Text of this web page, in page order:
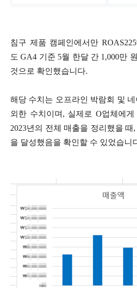
침구 제품 캠페인에서만
도 GA4 기준 5월 한달 간 1,000만
것으로 확인했습니다.
해당 수치는 오프라인 박람회 및
외한 수치이며, 실제로 O업체에
2023년의 전체 매출을 정리했을 때
을 달성했음을 확인할 수 있었습니